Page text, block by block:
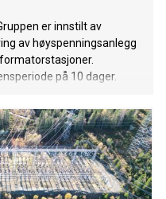
er innstilt av
av høyspenningsanlegg
på 10 dager.